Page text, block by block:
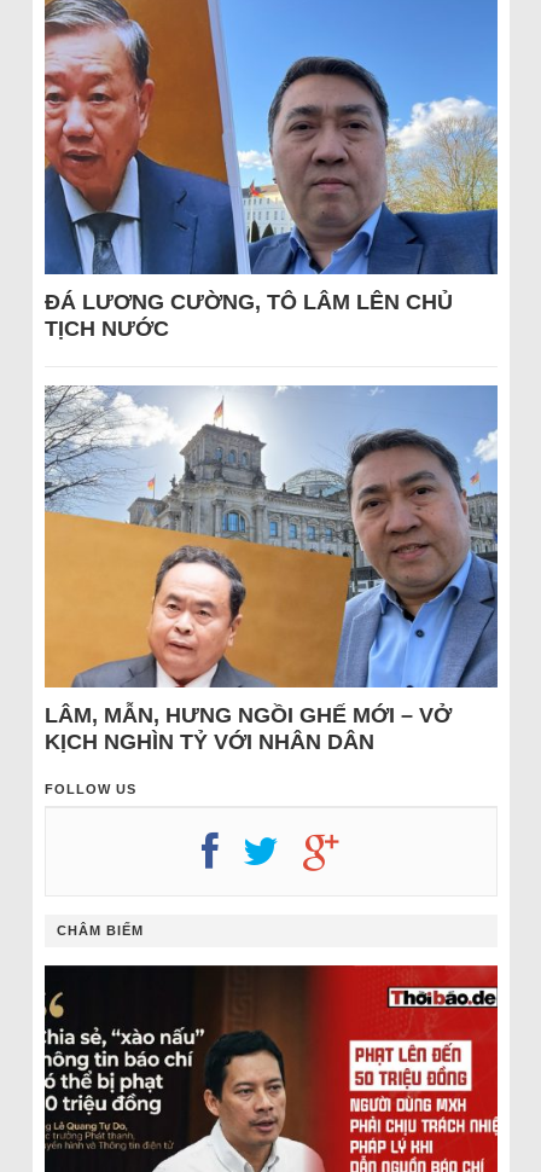
ĐÁ LƯƠNG CƯỜNG, TÔ LÂM LÊN CHỦ
TỊCH NƯỚC
LÂM, MẪN, HƯNG NGỒI GHẾ MỚI – VỞ
KỊCH NGHÌN TỶ VỚI NHÂN DÂN
FOLLOW US
CHÂM BIẾM